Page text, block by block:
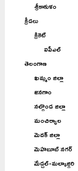
శ్రీకాకుళం
క్రీడలు
క్రికెట్
ఐపీఎల్
తెలంగాణ
ఖమ్మం జిల్లా
జనగాం
నల్గొండ జిల్లా
మంచిర్యాల
మెదక్ జిల్లా
మెహబూబ్ నగర్
మేడ్చల్-మల్కాజ్గిరి